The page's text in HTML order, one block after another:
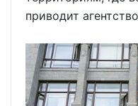
приводит